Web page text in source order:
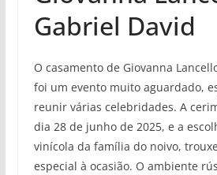
Gabriel David
O casamento de Giovanna
foi um evento muito aguardado,
reunir várias celebridades. A
dia 28 de junho de 2025, e a
vinícola da família do noivo,
especial à ocasião. O ambiente